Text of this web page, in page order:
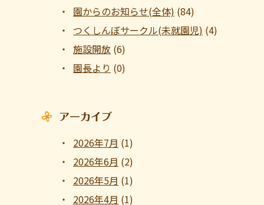
園からのお知らせ(全体) (84)
つくしんぼサークル(未就園児) (4)
施設開放 (6)
園長より (0)
アーカイブ
2026年7月 (1)
2026年6月 (2)
2026年5月 (1)
2026年4月 (1)